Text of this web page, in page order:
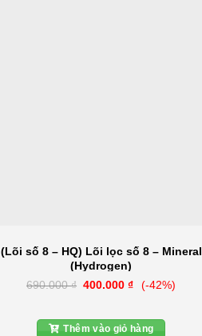
(Lõi số 8 – HQ) Lõi lọc số 8 – Mineral
(Hydrogen)
690.000₫ Giá
690.000 ₫.
400.000₫Giá
hiện
là:
400.000 ₫.
(-42%)
Thêm vào giỏ hàng